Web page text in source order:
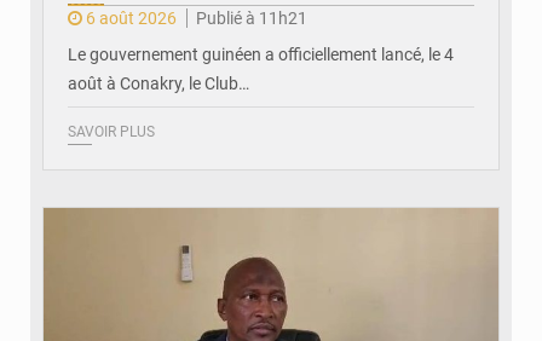
6 août 2026
Publié à 11h21
Le gouvernement guinéen a officiellement lancé, le 4
août à Conakry, le Club…
SAVOIR PLUS